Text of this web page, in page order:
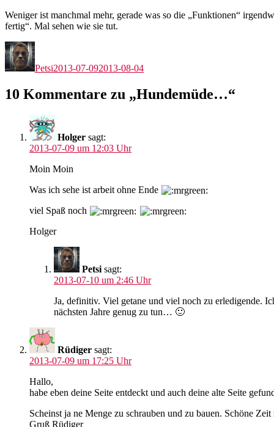
Weniger ist manchmal mehr, gerade was so die „Funktionen“
fertig“. Mal sehen wie sie tut.
Autor
Petsi2013-07-092013-08-04
10 Kommentare zu „Hundemüde…“
Holger sagt:
2013-07-09 um 12:03 Uhr
Moin Moin
Was ich sehe ist arbeit ohne Ende
viel Spaß noch
Holger
Petsi sagt:
2013-07-10 um 2:46 Uhr
Ja, definitiv. Viel getane und viel noch zu erledigende.
nächsten Jahre genug zu tun… 🙂
Rüdiger sagt:
2013-07-09 um 17:25 Uhr
Hallo,
habe eben deine Seite entdeckt und auch deine alte Seite
Scheinst ja ne Menge zu schrauben und zu bauen. Schöne Zeit
Gruß Rüdiger